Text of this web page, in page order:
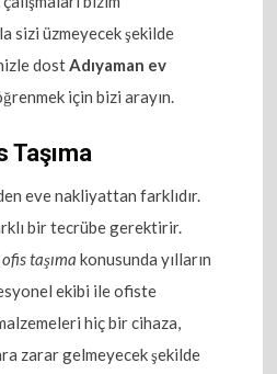
sizi üzmeyecek şekilde
dostAdıyaman ev
için bizi arayın.
Taşıma
eve nakliyattan farklıdır.
bir tecrübe gerektirir.
ofis taşıma konusunda yılların
ekibi ile ofiste
hiç bir cihaza,
zarar gelmeyecek şekilde